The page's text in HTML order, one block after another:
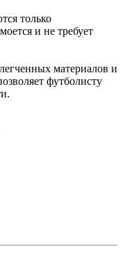
только
и не требует
материалов и
футболисту